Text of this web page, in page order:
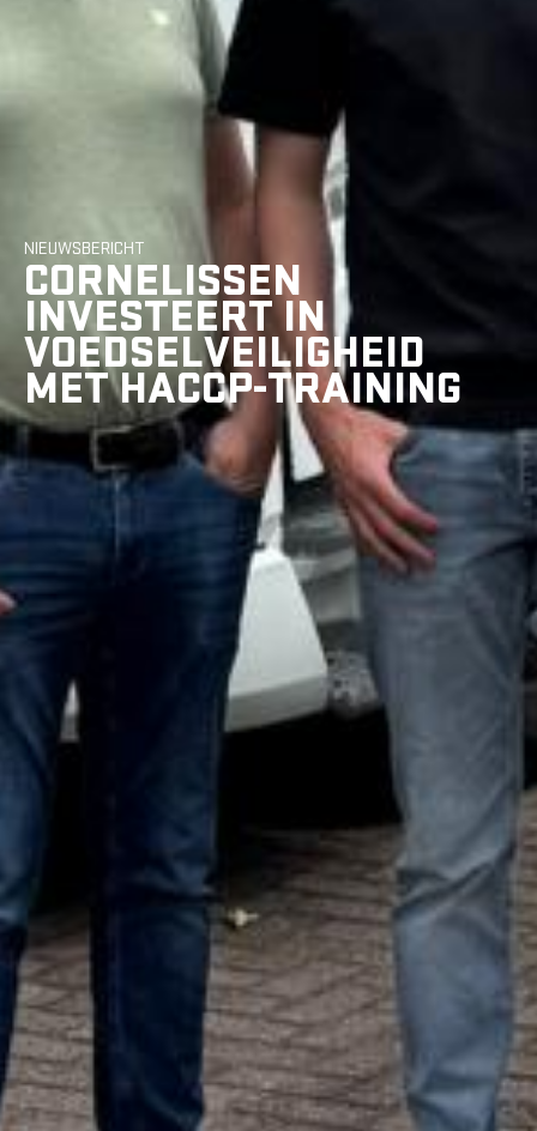
NIEUWSBERICHT
CORNELISSEN
INVESTEERT IN
VOEDSELVEILIGHEID
MET HACCP-TRAINING